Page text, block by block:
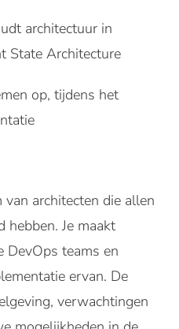
architectuur in
State Architecture
op, tijdens het
architecten die allen
hebben. Je maakt
DevOps teams en
ervan. De
verwachtingen